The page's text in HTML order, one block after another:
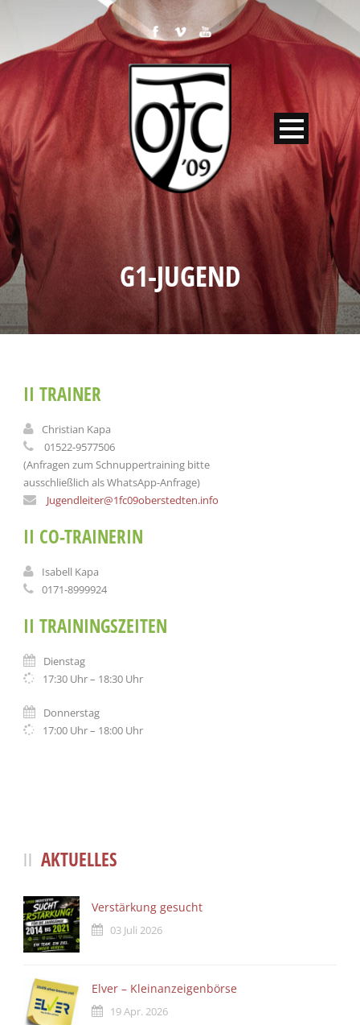
G1-JUGEND
II TRAINER
Christian Kapa
01522-9577506
(Anfragen zum Schnuppertraining bitte
ausschließlich als WhatsApp-Anfrage)
Jugendleiter@1fc09oberstedten.info
II CO-TRAINERIN
Isabell Kapa
0171-8999924
II TRAININGSZEITEN
Dienstag
17:30 Uhr – 18:30 Uhr
Donnerstag
17:00 Uhr – 18:00 Uhr
AKTUELLES
Verstärkung gesucht
03 Juli 2026
Elver – Kleinanzeigenbörse
19 Apr. 2026